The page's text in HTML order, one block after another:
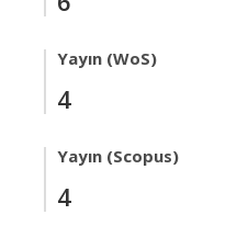
Yayın (WoS)
4
Yayın (Scopus)
4